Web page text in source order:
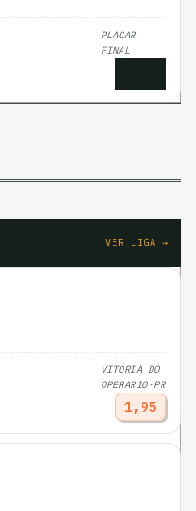
PLACAR
FINAL
VER LIGA →
VITÓRIA DO
OPERARIO-PR
1,95